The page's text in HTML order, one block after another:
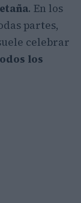
. En los
partes,
celebrar
los